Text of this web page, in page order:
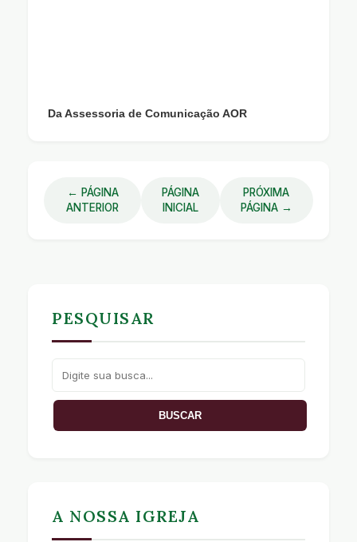
Da Assessoria de Comunicação AOR
← PÁGINA
ANTERIOR
PÁGINA
INICIAL
PRÓXIMA
PÁGINA →
PESQUISAR
A NOSSA IGREJA